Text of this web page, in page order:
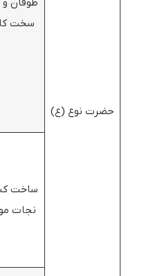
حضرت نوع (ع)
سخت
ساخت
نجات